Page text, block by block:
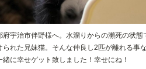
2019年3月29日14歳 フィラリア、リンパ腫と
きこちらで命全う致しました。ありがとうござ
した。